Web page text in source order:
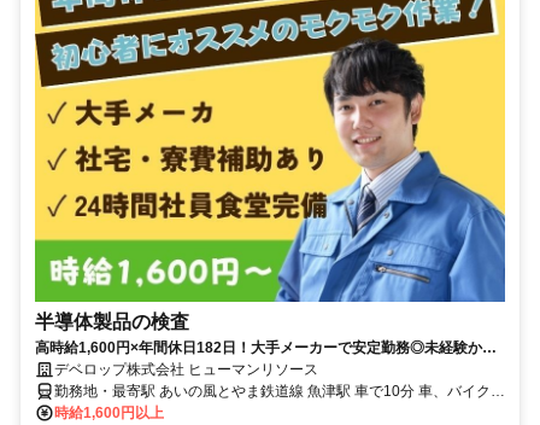
半導体製品の検査
高時給1,600円×年間休日182日！大手メーカーで安定勤務◎未経験から
始められる目視検査/品質検査スタッフ
デベロップ株式会社 ヒューマンリソース
勤務地・最寄駅 あいの風とやま鉄道線 魚津駅 車で10分 車、バイク通
勤可能 駐車場完備
時給1,600円以上